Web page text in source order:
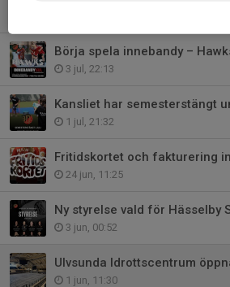
3 jul, 22:13
Kansliet har semesterstängt
1 jul, 21:32
Fritidskortet och fakturering
24 jun, 11:25
Ny styrelse vald för Hässelby
3 jun, 00:52
1 jun, 11:30